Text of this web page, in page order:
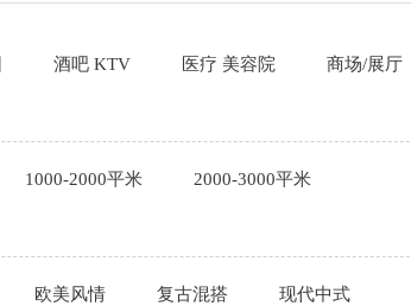
酒吧 KTV 医疗 美容院 商场/展厅
1000-2000平米 2000-3000平米
欧美风情 复古混搭 现代中式